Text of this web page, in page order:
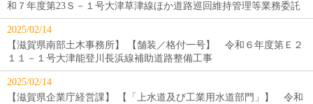
和７年度第23Ｓ－１号大津草津線ほか道路巡回維持管理等業務委託
2025/02/14
【滋賀県南部土木事務所】 【舗装／格付一号】 令和６年度第Ｅ２
１１－１号大津能登川長浜線補助道路整備工事
2025/02/14
【滋賀県企業庁経営課】 【「上水道及び工業用水道部門」】 令和